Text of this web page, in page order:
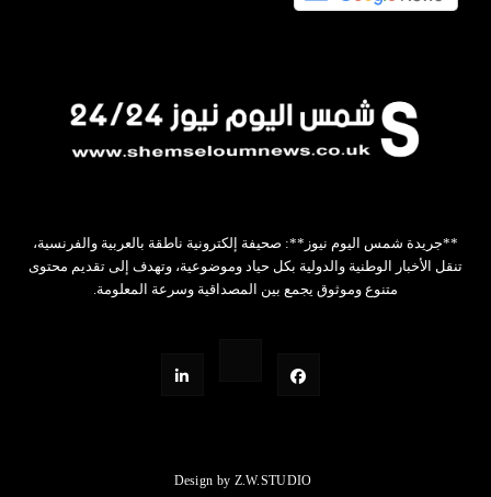
**جريدة شمس اليوم نيوز**: صحيفة إلكترونية ناطقة بالعربية والفرنسية،
تنقل الأخبار الوطنية والدولية بكل حياد وموضوعية، وتهدف إلى تقديم محتوى
متنوع وموثوق يجمع بين المصداقية وسرعة المعلومة.
Design by Z.W.STUDIO